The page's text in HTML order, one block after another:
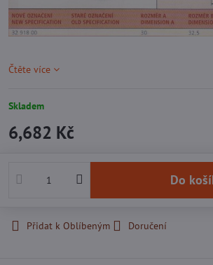
Čtěte více
Skladem
6,682 Kč
Do
Přidat k Oblíbeným Doručení